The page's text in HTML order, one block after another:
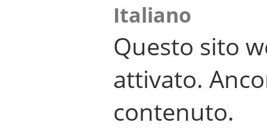
Italiano
Questo sito
attivato.
contenuto.